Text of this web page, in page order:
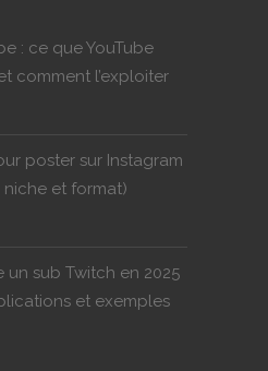
: ce que YouTube
comment l’exploiter
poster sur Instagram
niche et format)
sub Twitch en 2025
et exemples